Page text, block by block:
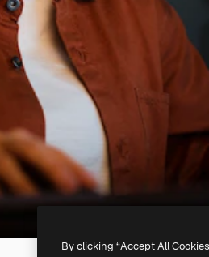
By clicking “Accept All